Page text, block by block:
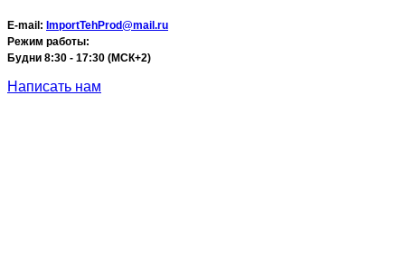
E-mail: ImportTehProd@mail.ru
Режим работы:
Будни 8:30 - 17:30 (МСК+2)
Написать нам